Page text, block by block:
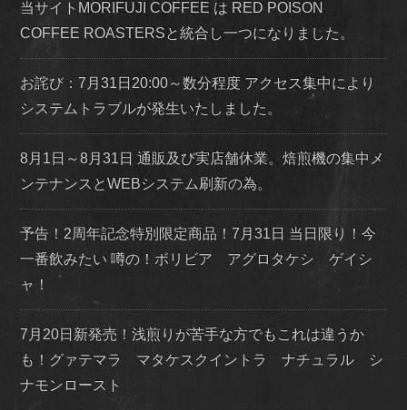
当サイトMORIFUJI COFFEE は RED POISON
COFFEE ROASTERSと統合し一つになりました。
お詫び：7月31日20:00～数分程度 アクセス集中により
システムトラブルが発生いたしました。
8月1日～8月31日 通販及び実店舗休業。焙煎機の集中メ
ンテナンスとWEBシステム刷新の為。
予告！2周年記念特別限定商品！7月31日 当日限り！今
一番飲みたい 噂の！ボリビア アグロタケシ ゲイシ
ャ！
7月20日新発売！浅煎りが苦手な方でもこれは違うか
も！グァテマラ マタケスクイントラ ナチュラル シ
ナモンロースト